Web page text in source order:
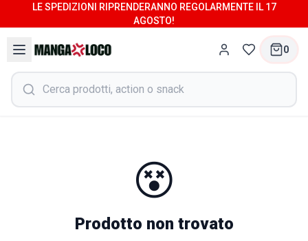
LE SPEDIZIONI RIPRENDERANNO REGOLARMENTE IL 17
AGOSTO!
0
😵
Prodotto non trovato